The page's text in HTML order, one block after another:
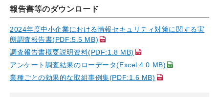
報告書等のダウンロード
2024年度中小企業における情報セキュリティ対策に関する実
態調査報告書(PDF:5.5 MB)
調査報告書概要説明資料(PDF:1.8 MB)
アンケート調査結果のローデータ(Excel:4.0 MB)
業種ごとの効果的な取組事例集(PDF:1.6 MB)